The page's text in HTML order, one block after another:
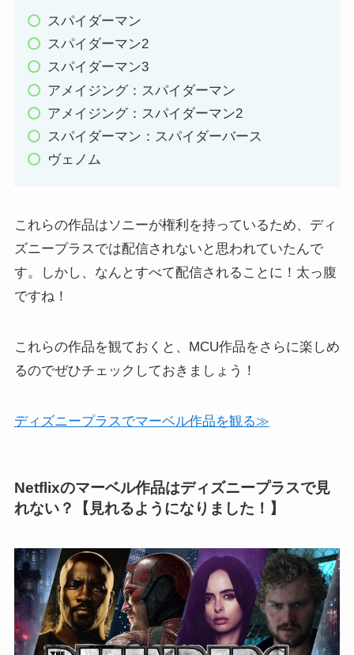
スパイダーマン
スパイダーマン2
スパイダーマン3
アメイジング：スパイダーマン
アメイジング：スパイダーマン2
スパイダーマン：スパイダーバース
ヴェノム
これらの作品はソニーが権利を持っているため、ディ
ズニープラスでは配信されないと思われていたんで
す。しかし、なんとすべて配信されることに！太っ腹
ですね！
これらの作品を観ておくと、MCU作品をさらに楽しめ
るのでぜひチェックしておきましょう！
ディズニープラスでマーベル作品を観る≫
Netflixのマーベル作品はディズニープラスで見
れない？【見れるようになりました！】